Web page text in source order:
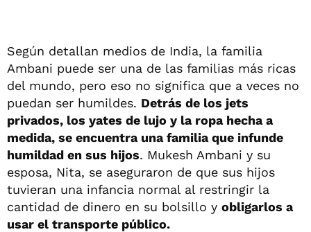
Según detallan medios de India, la familia
Ambani puede ser una de las familias más ricas
del mundo, pero eso no significa que a veces no
puedan ser humildes. Detrás de los jets
privados, los yates de lujo y la ropa hecha a
medida, se encuentra una familia que infunde
humildad en sus hijos. Mukesh Ambani y su
esposa, Nita, se aseguraron de que sus hijos
tuvieran una infancia normal al restringir la
cantidad de dinero en su bolsillo y obligarlos a
usar el transporte público.